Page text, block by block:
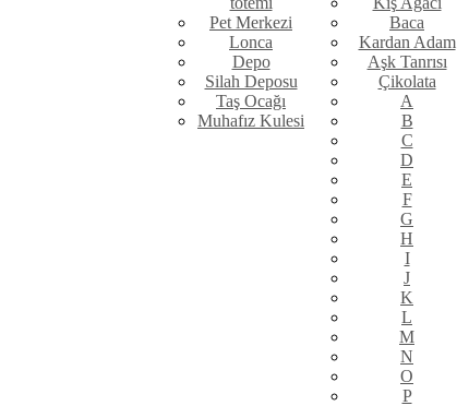
Pet Merkezi
Lonca
Depo
Silah Deposu
Taş Ocağı
Muhafız Kulesi
Baca
Kardan Adam
Aşk Tanrısı
Çikolata
A
B
C
D
E
F
G
H
I
J
K
L
M
N
O
P